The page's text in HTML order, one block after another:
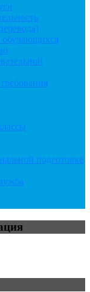
подготовке